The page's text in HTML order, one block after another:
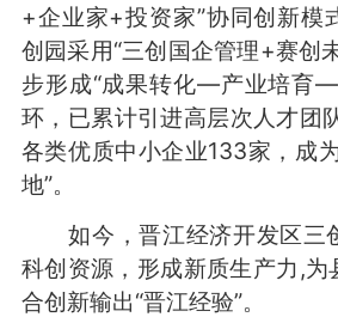
+企业家+投资家”协同创新模
创园采用“三创国企管理+赛创
步形成“成果转化—产业培育
环，已累计引进高层次人才团
各类优质中小企业133家，成
地”。
如今，晋江经济开发区三
科创资源，形成新质生产力,为
合创新输出“晋江经验”。